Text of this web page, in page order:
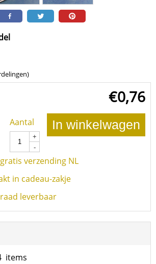
€0,76
Aantal
+
-
In winkelwagen
verzending NL
in cadeau-zakje
leverbaar
items